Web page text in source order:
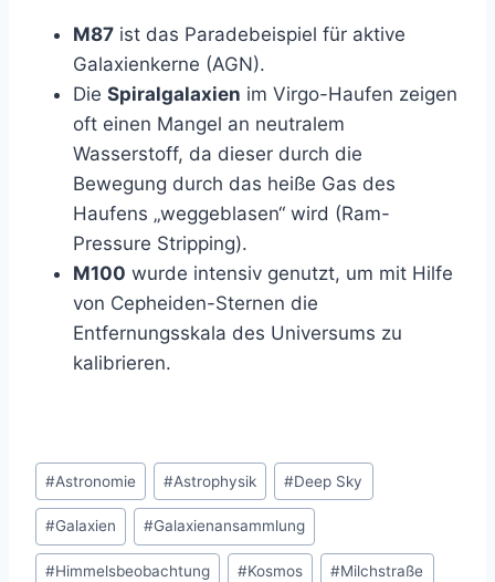
M87 ist das Paradebeispiel für aktive
Galaxienkerne (AGN).
Die Spiralgalaxien im Virgo-Haufen zeigen
oft einen Mangel an neutralem
Wasserstoff, da dieser durch die
Bewegung durch das heiße Gas des
Haufens „weggeblasen“ wird (Ram-
Pressure Stripping).
M100 wurde intensiv genutzt, um mit Hilfe
von Cepheiden-Sternen die
Entfernungsskala des Universums zu
kalibrieren.
Schlagworte:
#Astronomie #Astrophysik #Deep Sky
#Galaxien #Galaxienansammlung
#Himmelsbeobachtung #Kosmos #Milchstraße